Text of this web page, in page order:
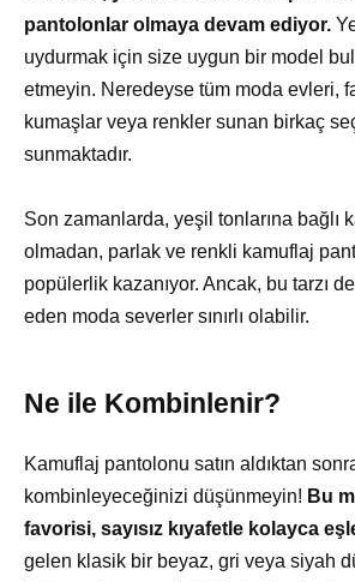
pantolonlar olmaya devam ediyor.
uydurmak için size uygun bir model
etmeyin. Neredeyse tüm moda evleri,
kumaşlar veya renkler sunan birkaç
sunmaktadır.
Son zamanlarda, yeşil tonlarına bağlı
olmadan, parlak ve renkli kamuflaj
popülerlik kazanıyor. Ancak, bu tarzı
eden moda severler sınırlı olabilir.
Ne ile Kombinlenir?
Kamuflaj pantolonu satın aldıktan
kombinleyeceğinizi düşünmeyin! Bu
favorisi, sayısız kıyafetle kolayca
gelen klasik bir beyaz, gri veya siyah